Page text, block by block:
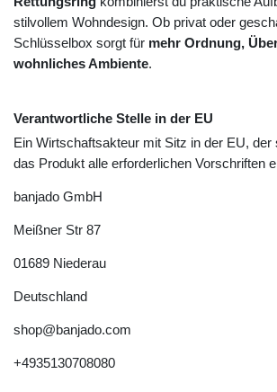
stilvollem Wohndesign. Ob privat oder
Schlüsselbox sorgt für mehr Ordnung,
wohnliches Ambiente.
Verantwortliche Stelle in der EU
Ein Wirtschaftsakteur mit Sitz in der EU, der
das Produkt alle erforderlichen Vorschriften
banjado GmbH
Meißner Str 87
01689 Niederau
Deutschland
shop@banjado.com
+4935130708080